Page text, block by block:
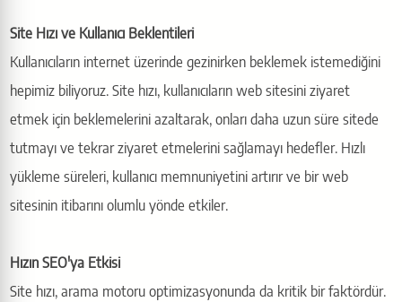
Site Hızı ve Kullanıcı Beklentileri
Kullanıcıların internet üzerinde gezinirken beklemek istemediğini
hepimiz biliyoruz. Site hızı, kullanıcıların web sitesini ziyaret
etmek için beklemelerini azaltarak, onları daha uzun süre sitede
tutmayı ve tekrar ziyaret etmelerini sağlamayı hedefler. Hızlı
yükleme süreleri, kullanıcı memnuniyetini artırır ve bir web
sitesinin itibarını olumlu yönde etkiler.
Hızın SEO'ya Etkisi
Site hızı, arama motoru optimizasyonunda da kritik bir faktördür.